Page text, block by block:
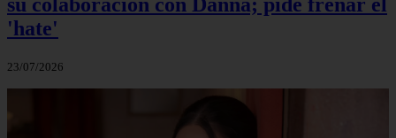
'hate'
23/07/2026